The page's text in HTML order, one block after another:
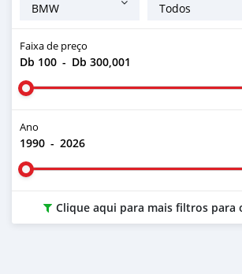
Faixa de preço
Db 100 - Db 300,001
Ano
1990 - 2026
Clique aqui para mais filtros para